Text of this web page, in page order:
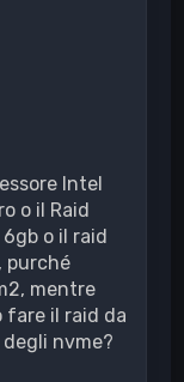
Intel
o il Raid
o il raid
purché
mentre
fare il raid da
nvme?